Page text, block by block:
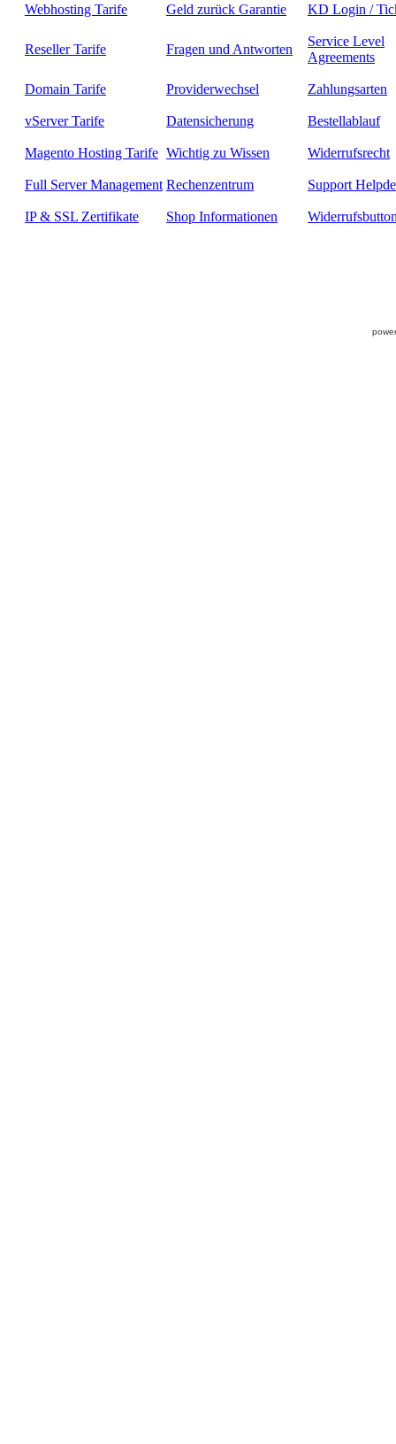
Webhosting Tarife Geld zurück Garantie KD Login /
Reseller Tarife Fragen und Antworten
Service Level
Agreements
Domain Tarife Providerwechsel Zahlungsarten
vServer Tarife Datensicherung Bestellablauf
Magento Hosting Tarife Wichtig zu Wissen Widerrufsrecht
Full Server Management Rechenzentrum Support
IP & SSL Zertifikate Shop Informationen